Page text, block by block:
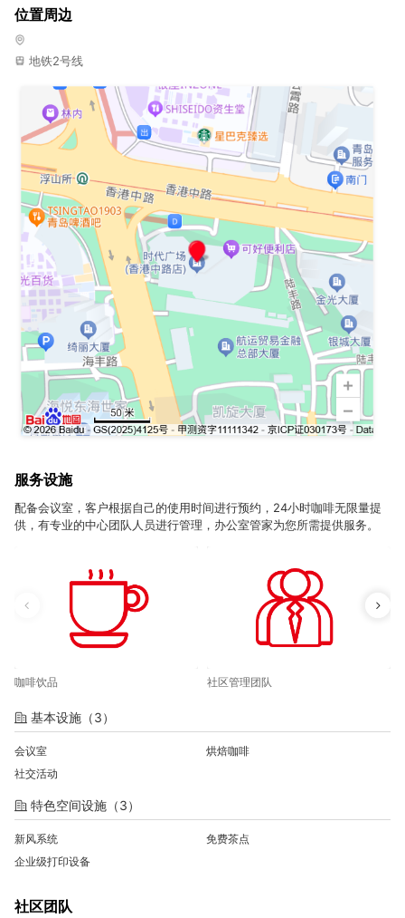
位置周边
地铁2号线
服务设施
配备会议室，客户根据自己的使用时间进行预约，24小时咖啡无限量提
供，有专业的中心团队人员进行管理，办公室管家为您所需提供服务。
咖啡饮品 社区管理团队
基本设施（3）
会议室
烘焙咖啡
社交活动
特色空间设施（3）
新风系统
免费茶点
企业级打印设备
社区团队